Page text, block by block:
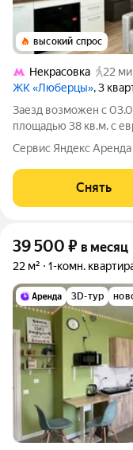
высокий спрос
Некрасовка
22
ЖК «Люберцы», 3
Заезд возможен с
площадью 38 кв.м. с
доме на срок от 11 месяцев.
Духовой шкаф Стиральная машина Холодильник
Посудомоечная машина
Сервис Яндекс Аренда
Снять
39 500 ₽ в месяц
22 м² 1-комн.
3D-тур